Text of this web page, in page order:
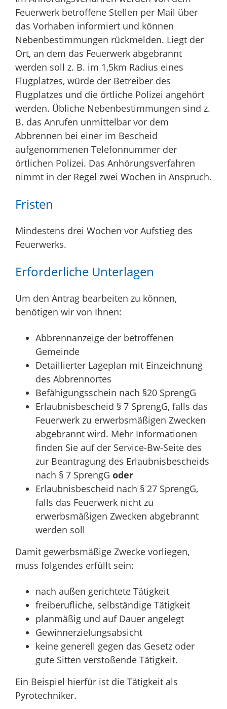
Feuerwerk betroffene Stellen per Mail über
das Vorhaben informiert und können
Nebenbestimmungen rückmelden. Liegt der
Ort, an dem das Feuerwerk abgebrannt
werden soll z. B. im 1,5km Radius eines
Flugplatzes, würde der Betreiber des
Flugplatzes und die örtliche Polizei angehört
werden. Übliche Nebenbestimmungen sind z.
B. das Anrufen unmittelbar vor dem
Abbrennen bei einer im Bescheid
aufgenommenen Telefonnummer der
örtlichen Polizei. Das Anhörungsverfahren
nimmt in der Regel zwei Wochen in Anspruch.
Fristen
Mindestens drei Wochen vor Aufstieg des
Feuerwerks.
Erforderliche Unterlagen
Um den Antrag bearbeiten zu können,
benötigen wir von Ihnen:
Abbrennanzeige der betroffenen
Gemeinde
Detaillierter Lageplan mit Einzeichnung
des Abbrennortes
Befähigungsschein nach §20 SprengG
Erlaubnisbescheid § 7 SprengG, falls das
Feuerwerk zu erwerbsmäßigen Zwecken
abgebrannt wird. Mehr Informationen
finden Sie auf der Service-Bw-Seite des
zur Beantragung des Erlaubnisbescheids
nach § 7 SprengG oder
Erlaubnisbescheid nach § 27 SprengG,
falls das Feuerwerk nicht zu
erwerbsmäßigen Zwecken abgebrannt
werden soll
Damit gewerbsmäßige Zwecke vorliegen,
muss folgendes erfüllt sein:
nach außen gerichtete Tätigkeit
freiberufliche, selbständige Tätigkeit
planmäßig und auf Dauer angelegt
Gewinnerzielungsabsicht
keine generell gegen das Gesetz oder
gute Sitten verstoßende Tätigkeit.
Ein Beispiel hierfür ist die Tätigkeit als
Pyrotechniker.